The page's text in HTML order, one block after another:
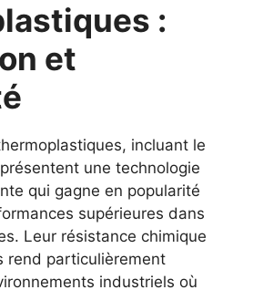
:
et
incluant le
une technologie
qui gagne en popularité
supérieures dans
Leur résistance chimique
rend particulièrement
industriels où